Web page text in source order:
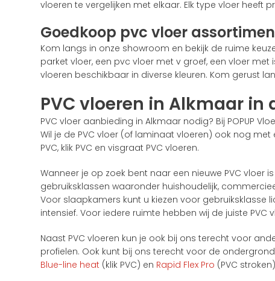
vloeren te vergelijken met elkaar. Elk type vloer heeft
Goedkoop pvc vloer
Kom langs in onze showroom en bekijk de ruime
parket vloer, een pvc vloer met v groef, een vloer
vloeren beschikbaar in diverse kleuren. Kom gerust
PVC vloeren in Alkmaar in
PVC vloer aanbieding in Alkmaar nodig? Bij POPUP
Wil je de PVC vloer (of laminaat vloeren) ook nog
PVC, klik PVC en visgraat PVC vloeren.
Wanneer je op zoek bent naar een nieuwe PVC vloer
gebruiksklassen waaronder huishoudelijk,
Voor slaapkamers kunt u kiezen voor
intensief. Voor iedere ruimte hebben wij de juiste
Naast PVC vloeren kun je ook bij ons terecht voor
profielen. Ook kunt bij ons terecht voor de
Blue-line heat (klik PVC) en Rapid Flex Pro (PVC